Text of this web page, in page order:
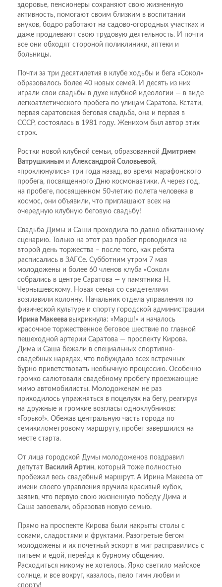
здоровье, пенсионеры сохраняют свою жизненную
активность, помогают своим близким в воспитании
внуков, бодро работают на садово-огородных участках и
даже продлевают свою трудовую деятельность. И почти
все они обходят стороной поликлиники, аптеки и
больницы.
Почти за три десятилетия в клубе ходьбы и бега «Сокол»
образовалось более 40 новых семей. И десять из них
играли свои свадьбы в духе клубной идеологии — в виде
легкоатлетического пробега по улицам Саратова. Кстати,
первая саратовская беговая свадьба, она и первая в
СССР, состоялась в 1981 году. Женихом был автор этих
строк.
Ростки новой клубной семьи, образованной Дмитрием
Ватрушкиным и Александрой Соловьевой,
«проклюнулись» три года назад, во время марафонского
пробега, посвященного Дню космонавтики. А через год,
на пробеге, посвященном 50-летию полета человека в
космос, они объявили, что приглашают всех на
очередную клубную беговую свадьбу!
Свадьба Димы и Саши проходила по давно обкатанному
сценарию. Только на этот раз пробег проводился на
второй день торжества – после того, как ребята
расписались в ЗАГСе. Субботним утром 7 мая
молодожены и более 60 членов клуба «Сокол»
собрались в центре Саратова — у памятника Н.
Чернышевскому. Новая семья со свидетелями
возглавили колонну. Начальник отдела управления по
физической культуре и спорту городской администрации
Ирина Макеева выкрикнула: «Марш!» и началось
красочное торжественное беговое шествие по главной
пешеходной артерии Саратова — проспекту Кирова.
Дима и Саша бежали в специальных спортивно-
свадебных нарядах, что побуждало всех встречных
бурно приветствовать необычную процессию. Особенно
громко салютовали свадебному пробегу проезжающие
мимо автомобилисты. Молодоженам не раз
приходилось упражняться в поцелуях на бегу, реагируя
на дружные и громкие возгласы одноклубников:
«Горько!». Обежав центральную часть города по
семикилометровому маршруту, пробег завершился на
месте старта.
От лица городской Думы молодоженов поздравил
депутат Василий Артин, который тоже полностью
пробежал весь свадебный маршрут. А Ирина Макеева от
имени своего управления вручила красивый кубок,
заявив, что первую свою жизненную победу Дима и
Саша завоевали, образовав новую семью.
Прямо на проспекте Кирова были накрыты столы с
соками, сладостями и фруктами. Разогретые бегом
молодожены и их почетный эскорт в миг расправились с
питьем и едой, перейдя к бурному общению.
Расходиться никому не хотелось. Ярко светило майское
солнце, и все вокруг, казалось, пело гимн любви и